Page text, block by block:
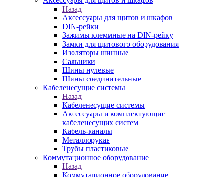
Назад
Аксессуары для щитов и шкафов
DIN-рейки
Зажимы клеммные на DIN-рейку
Замки для щитового оборудования
Изоляторы шинные
Сальники
Шины нулевые
Шины соединительные
Кабеленесущие системы
Назад
Кабеленесущие системы
Аксессуары и комплектующие
кабеленесущих систем
Кабель-каналы
Металлорукав
Трубы пластиковые
Коммутационное оборудование
Назад
Коммутационное оборудование